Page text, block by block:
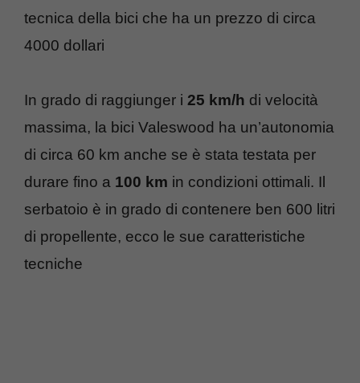
tecnica della bici che ha un prezzo di circa
4000 dollari
In grado di raggiunger i 25 km/h di velocità
massima, la bici Valeswood ha un’autonomia
di circa 60 km anche se è stata testata per
durare fino a 100 km in condizioni ottimali. Il
serbatoio è in grado di contenere ben 600 litri
di propellente, ecco le sue caratteristiche
tecniche